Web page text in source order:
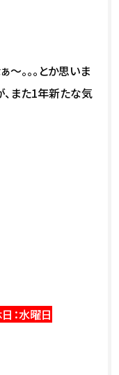
。。。とか思いま
、また1年新たな気
：水曜日